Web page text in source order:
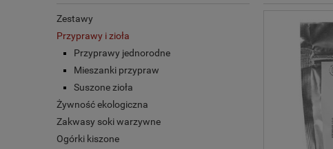
Zestawy
Przyprawy i zioła
Przyprawy jednorodne
Mieszanki przypraw
Suszone zioła
Żywność ekologiczna
Zakwasy soki warzywne
Ogórki kiszone